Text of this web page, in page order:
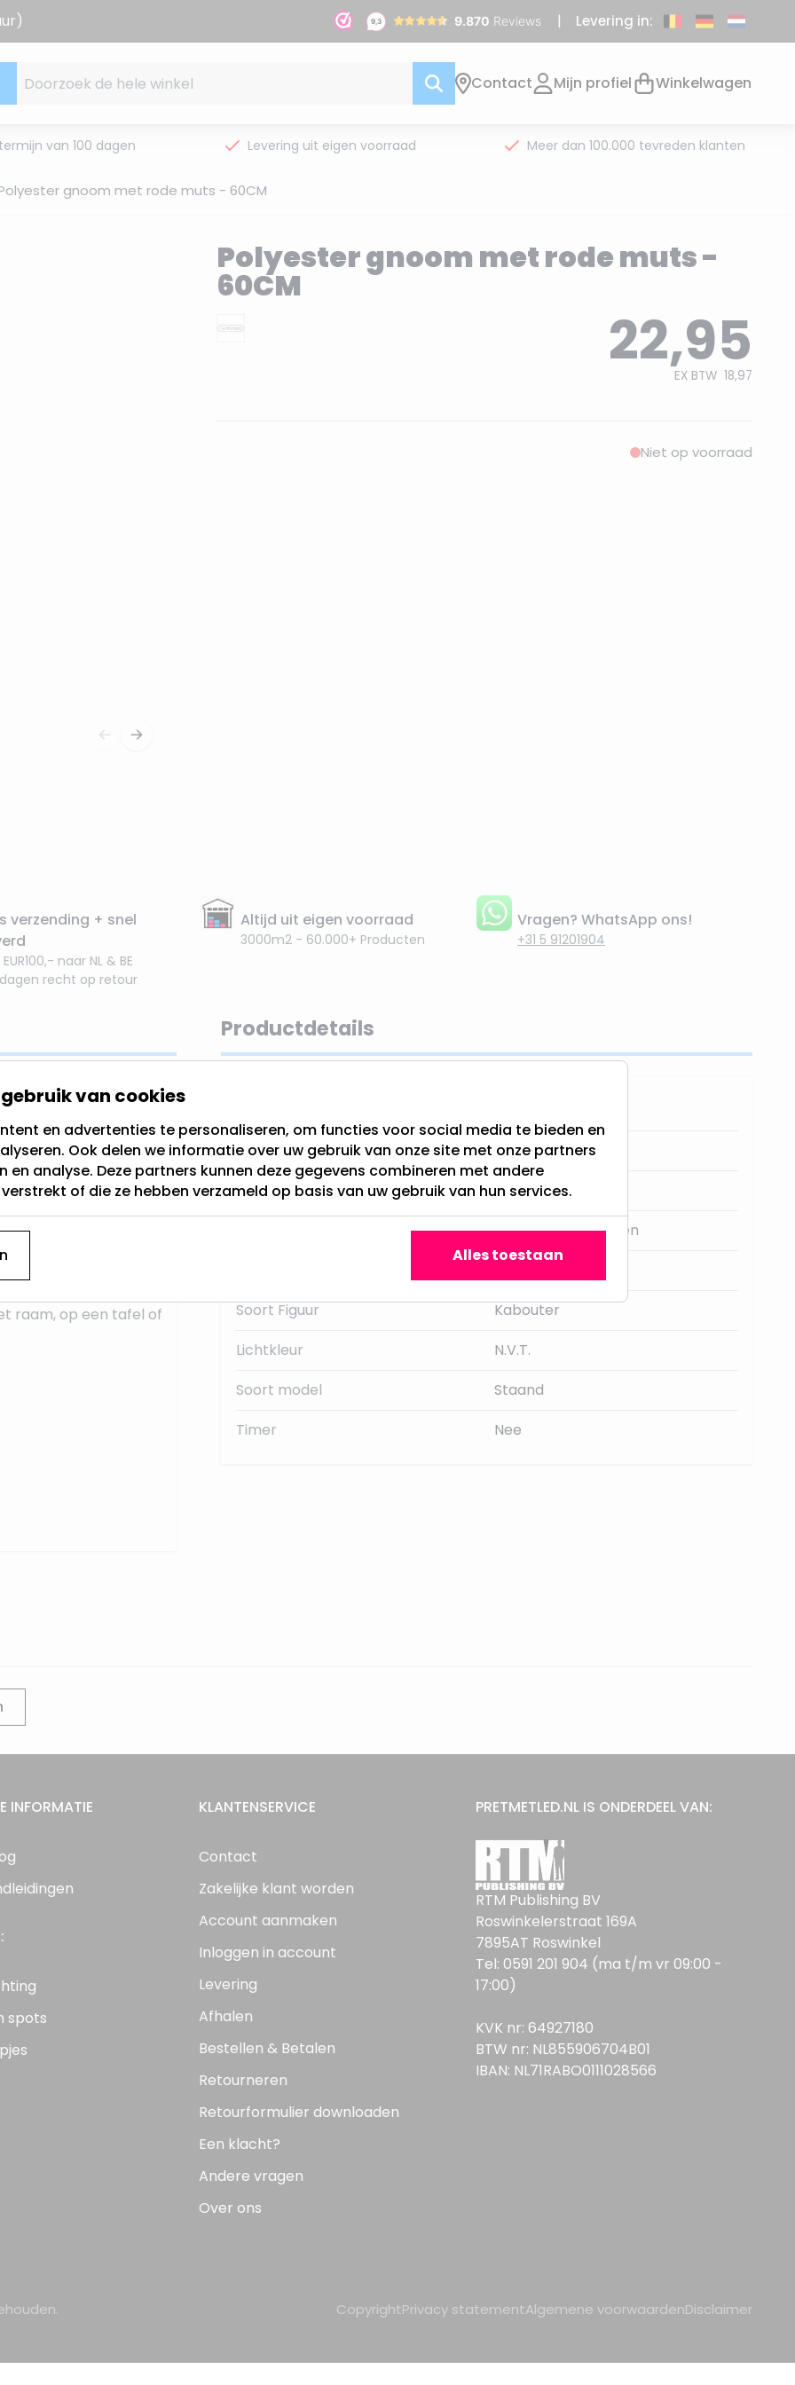
Levering in:
Contact Mijn profiel Winkelwagen
van 100 dagen Levering uit eigen voorraad Meer dan 100.000 tevreden klanten
gnoom met rode muts - 60CM
Polyester gnoom met rode muts -
60CM
22,95
EX BTW 18,97
Niet op voorraad
verzending + snel
naar NL & BE
dagen recht op retour
Altijd uit eigen voorraad
3000m2 - 60.000+ Producten
Vragen? WhatsApp ons!
+31 5 91201904
60 cm
vanpolyester
puntmutsen een
raam, op een tafel of
Productdetails
SKU
611517-RoodM
Merk
Lumineo
Poppetjes en figuren
Soort Figuur
Kabouter
Lichtkleur
N.V.T.
Soort model
Staand
Timer
Nee
INFORMATIE
spots
KLANTENSERVICE
Contact
Zakelijke klant worden
Account aanmaken
Inloggen in account
Levering
Afhalen
Bestellen & Betalen
Retourneren
Retourformulier downloaden
Een klacht?
Andere vragen
Over ons
PRETMETLED.NL IS ONDERDEEL VAN:
RTM Publishing BV
Roswinkelerstraat 169A
7895AT Roswinkel
Tel: 0591 201 904 (ma t/m vr 09:00 -
17:00)
KVK nr: 64927180
BTW nr: NL855906704B01
IBAN: NL71RABO0111028566
CopyrightPrivacy statementAlgemene voorwaardenDisclaimer
van cookies
en advertenties te personaliseren, om functies voor social media te bieden en
Ook delen we informatie over uw gebruik van onze site met onze partners
analyse. Deze partners kunnen deze gegevens combineren met andere
of die ze hebben verzameld op basis van uw gebruik van hun services.
Alles toestaan